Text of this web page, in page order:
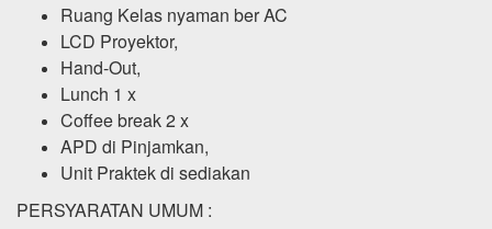
Ruang Kelas nyaman ber AC
LCD Proyektor,
Hand-Out,
Lunch 1 x
Coffee break 2 x
APD di Pinjamkan,
Unit Praktek di sediakan
PERSYARATAN UMUM :